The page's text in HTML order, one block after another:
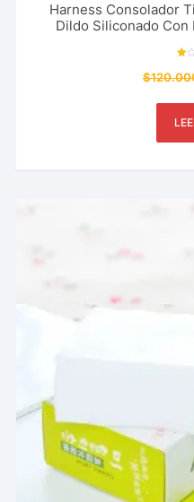
Harness Consolador
Dildo Siliconado Con
lo
ra
co
1.
00
$